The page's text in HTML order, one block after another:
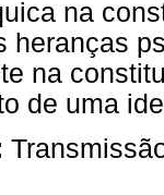
na
heranças
na
de uma